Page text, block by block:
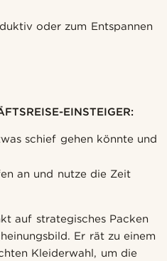
oder zum Entspannen
EINSTEIGER:
schief gehen könnte und
an und nutze die Zeit
auf strategisches Packen
Er rät zu einem
Kleiderwahl, um die